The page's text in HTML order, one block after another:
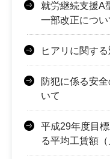
就労継続支援A
一部改正につい
ヒアリに関す
防犯に係る安
いて
平成29年度目
る平均工賃額